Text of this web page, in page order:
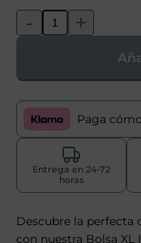
- +
Paga
Entrega en 24-72
horas
Descubre la perfecta
con nuestra Bolsa XL